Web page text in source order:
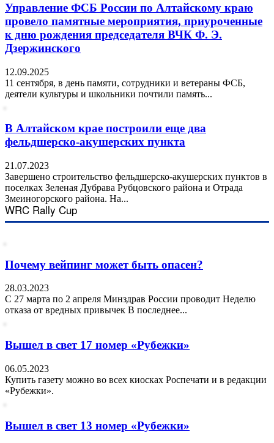
Управление ФСБ России по Алтайскому краю
провело памятные мероприятия, приуроченные
к дню рождения председателя ВЧК Ф. Э.
Дзержинского
12.09.2025
11 сентября, в день памяти, сотрудники и ветераны ФСБ,
деятели культуры и школьники почтили память...
В Алтайском крае построили еще два
фельдшерско-акушерских пункта
21.07.2023
Завершено строительство фельдшерско-акушерских пунктов в
поселках Зеленая Дубрава Рубцовского района и Отрада
Змеиногорского района. На...
WRC Rally Cup
Почему вейпинг может быть опасен?
28.03.2023
С 27 марта по 2 апреля Минздрав России проводит Неделю
отказа от вредных привычек В последнее...
Вышел в свет 17 номер «Рубежки»
06.05.2023
Купить газету можно во всех киосках Роспечати и в редакции
«Рубежки».
Вышел в свет 13 номер «Рубежки»